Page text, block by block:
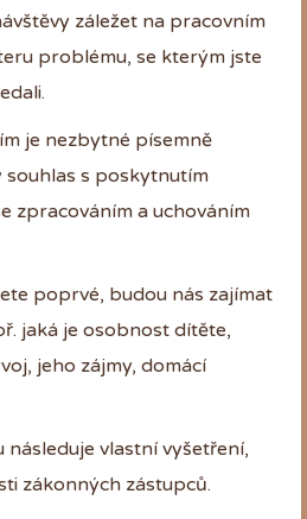
záležet na pracovním
problému, se kterým jste
je nezbytné písemně
s poskytnutím
zpracováním a uchováním
poprvé, budou nás zajímat
jaká je osobnost dítěte,
jeho zájmy, domácí
vlastní vyšetření,
zákonných zástupců.